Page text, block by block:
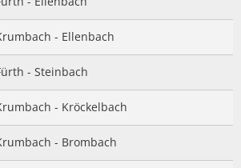
- Ellenbach
- Steinbach
- Kröckelbach
- Brombach